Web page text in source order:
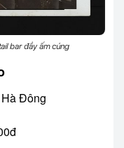
bar đầy ấm cúng
Đông